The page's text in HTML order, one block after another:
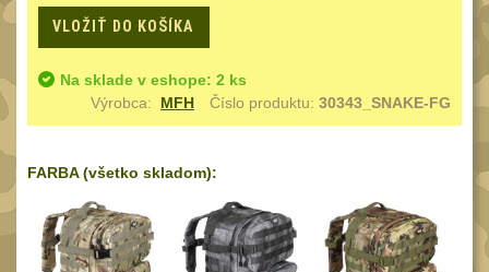
Speciální pouzdra III
Pouzdra na láhev
Pouzdra na toaletní
potřeby
lékárničku
Pouzdra na
elektroniku67
VLOŽIŤ DO KOŠÍKA
Na sklade v eshope: 2 ks
Výrobca: MFH Číslo produktu: 30343_SNAKE-FG
FARBA (všetko skladom):